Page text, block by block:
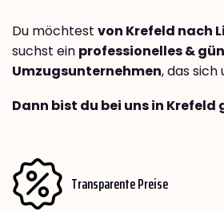
Du möchtest von Krefeld nach
suchst ein professionelles &
Umzugsunternehmen, das
Dann bist du bei uns in
Transparente Preise